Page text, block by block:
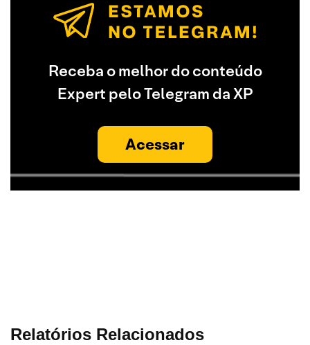
Receba o melhor do conteúdo
Expert pelo Telegram da XP
Acessar
Relatórios Relacionados